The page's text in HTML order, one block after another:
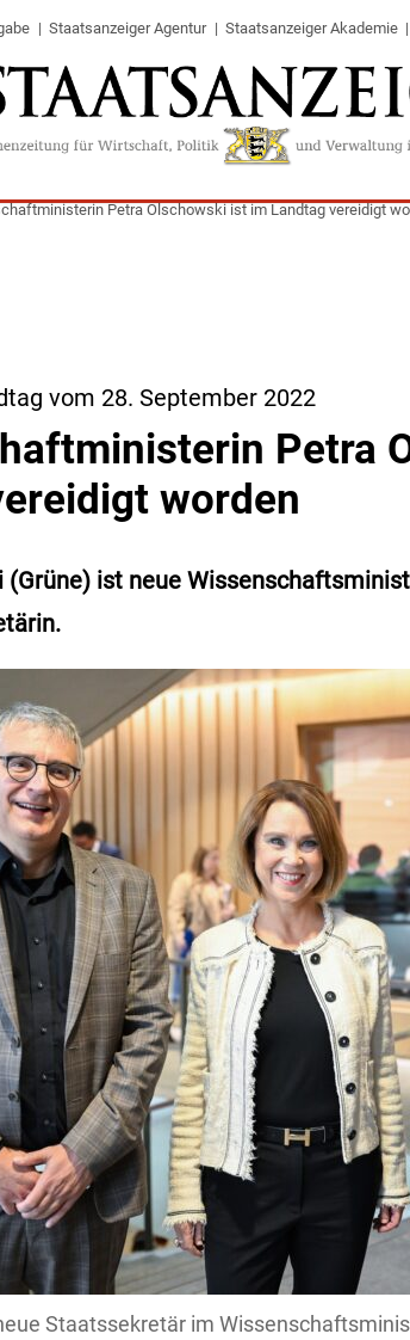
Staatsanzeiger Agentur Staatsanzeiger Akademie
Petra Olschowski ist im Landtag vereidigt
vom 28. September 2022
Petra
worden
(Grüne) ist neue
Staatssekretär im